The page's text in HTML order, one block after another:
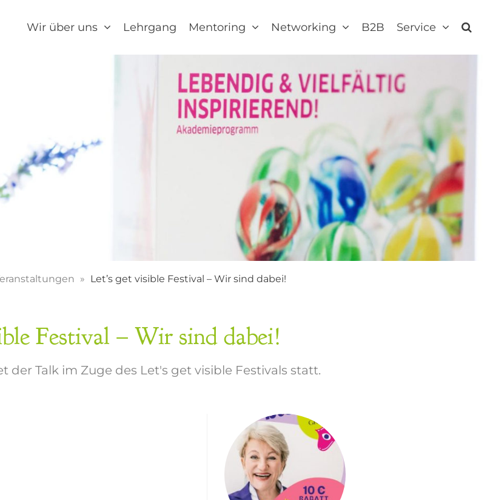
Wir über uns Lehrgang Mentoring Networking B2B Service
Let’s get visible Festival – Wir sind dabei!
Festival – Wir sind dabei!
der Talk im Zuge des Let's get visible Festivals statt.